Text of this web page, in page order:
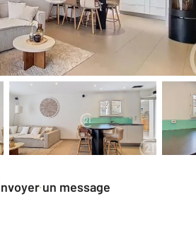
Envoyer un message